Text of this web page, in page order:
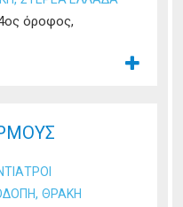
όροφος,
, ΘΡΑΚΗ